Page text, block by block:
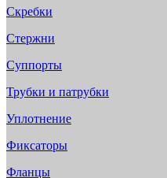
Скребки
Стержни
Суппорты
Трубки и патрубки
Уплотнение
Фиксаторы
Фланцы